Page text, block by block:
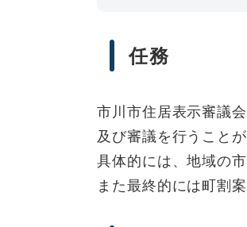
任務
市川市住居表示審議
及び審議を行うこと
具体的には、地域の
また最終的には町割